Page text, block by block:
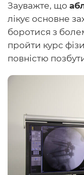
Зауважте, що
лікує основне
боротися з
пройти курс
повністю